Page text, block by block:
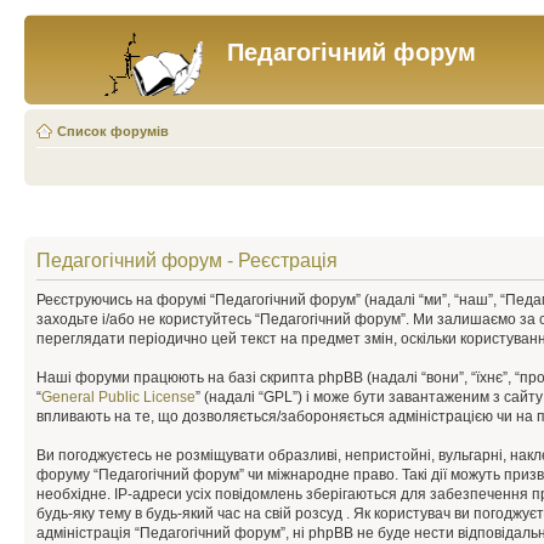
Педагогічний форум
Список форумів
Педагогічний форум - Реєстрація
Реєструючись на форумі “Педагогічний форум” (надалі “ми”, “наш”,
заходьте і/або не користуйтесь “Педагогічний форум”. Ми залишаємо
переглядати періодично цей текст на предмет змін, оскільки
Наші форуми працюють на базі скрипта phpBB (надалі “вони”, “їхнє”,
“General Public License” (надалі “GPL”) і може бути завантаженим з сайту
впливають на те, що дозволяється/забороняється адміністрацією чи на
Ви погоджуєтесь не розміщувати образливі, непристойні, вульгарні,
форуму “Педагогічний форум” чи міжнародне право. Такі дії можуть
необхідне. IP-адреси усіх повідомлень зберігаються для
будь-яку тему в будь-який час на свій розсуд . Як користувач ви
адміністрація “Педагогічний форум”, ні phpBB не буде нести